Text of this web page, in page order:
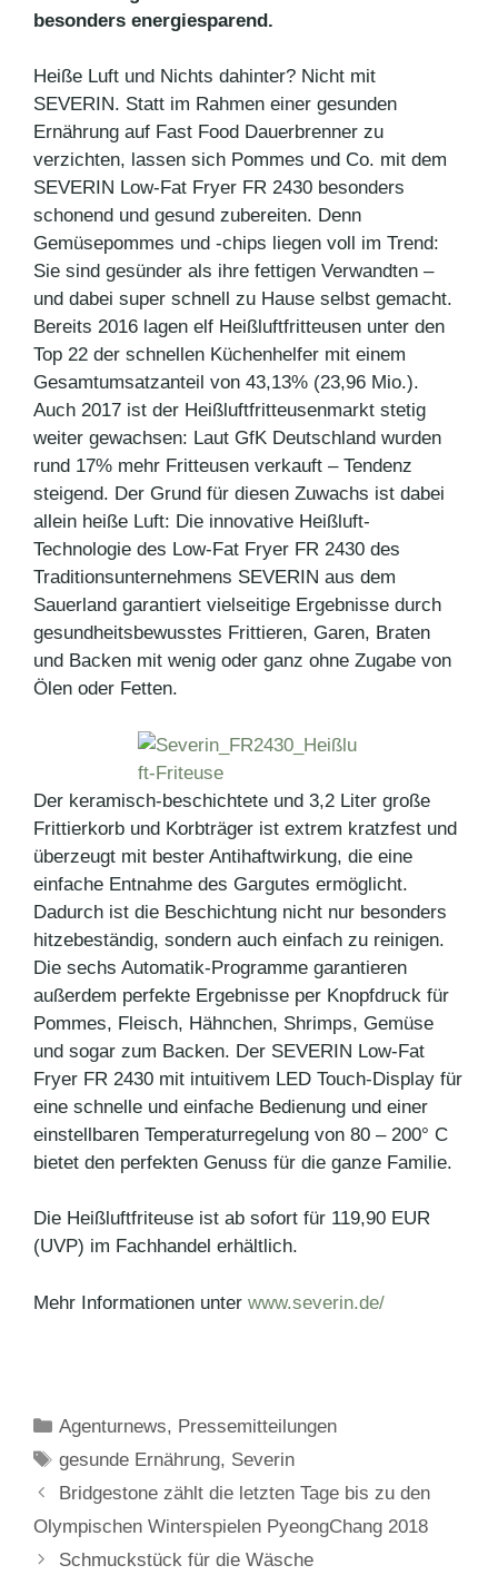
besonders energiesparend.
Heiße Luft und Nichts dahinter? Nicht mit
SEVERIN. Statt im Rahmen einer gesunden
Ernährung auf Fast Food Dauerbrenner zu
verzichten, lassen sich Pommes und Co. mit dem
SEVERIN Low-Fat Fryer FR 2430 besonders
schonend und gesund zubereiten. Denn
Gemüsepommes und -chips liegen voll im Trend:
Sie sind gesünder als ihre fettigen Verwandten –
und dabei super schnell zu Hause selbst gemacht.
Bereits 2016 lagen elf Heißluftfritteusen unter den
Top 22 der schnellen Küchenhelfer mit einem
Gesamtumsatzanteil von 43,13% (23,96 Mio.).
Auch 2017 ist der Heißluftfritteusenmarkt stetig
weiter gewachsen: Laut GfK Deutschland wurden
rund 17% mehr Fritteusen verkauft – Tendenz
steigend. Der Grund für diesen Zuwachs ist dabei
allein heiße Luft: Die innovative Heißluft-
Technologie des Low-Fat Fryer FR 2430 des
Traditionsunternehmens SEVERIN aus dem
Sauerland garantiert vielseitige Ergebnisse durch
gesundheitsbewusstes Frittieren, Garen, Braten
und Backen mit wenig oder ganz ohne Zugabe von
Ölen oder Fetten.
Der keramisch-beschichtete und 3,2 Liter große
Frittierkorb und Korbträger ist extrem kratzfest und
überzeugt mit bester Antihaftwirkung, die eine
einfache Entnahme des Gargutes ermöglicht.
Dadurch ist die Beschichtung nicht nur besonders
hitzebeständig, sondern auch einfach zu reinigen.
Die sechs Automatik-Programme garantieren
außerdem perfekte Ergebnisse per Knopfdruck für
Pommes, Fleisch, Hähnchen, Shrimps, Gemüse
und sogar zum Backen. Der SEVERIN Low-Fat
Fryer FR 2430 mit intuitivem LED Touch-Display für
eine schnelle und einfache Bedienung und einer
einstellbaren Temperaturregelung von 80 – 200° C
bietet den perfekten Genuss für die ganze Familie.
Die Heißluftfriteuse ist ab sofort für 119,90 EUR
(UVP) im Fachhandel erhältlich.
Mehr Informationen unter www.severin.de/
Kategorien
Agenturnews, Pressemitteilungen
Schlagwörter
gesunde Ernährung, Severin
Bridgestone zählt die letzten Tage bis zu den
Olympischen Winterspielen PyeongChang 2018
Schmuckstück für die Wäsche